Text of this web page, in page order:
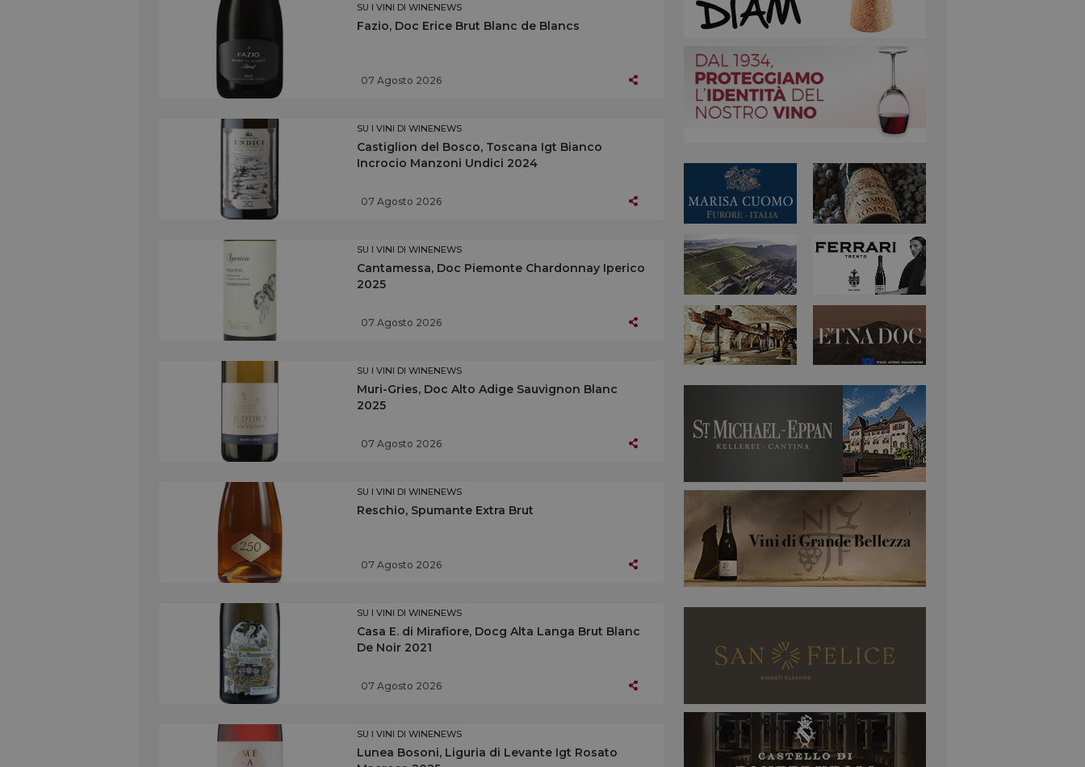
SU I VINI DI WINENEWS
Fazio, Doc Erice Brut Blanc de Blancs
07 Agosto 2026
SU I VINI DI WINENEWS
Castiglion del Bosco, Toscana Igt Bianco
Incrocio Manzoni Undici 2024
07 Agosto 2026
SU I VINI DI WINENEWS
Cantamessa, Doc Piemonte Chardonnay Iperico
2025
07 Agosto 2026
SU I VINI DI WINENEWS
Muri-Gries, Doc Alto Adige Sauvignon Blanc
2025
07 Agosto 2026
SU I VINI DI WINENEWS
Reschio, Spumante Extra Brut
07 Agosto 2026
SU I VINI DI WINENEWS
Casa E. di Mirafiore, Docg Alta Langa Brut Blanc
De Noir 2021
07 Agosto 2026
SU I VINI DI WINENEWS
Lunea Bosoni, Liguria di Levante Igt Rosato